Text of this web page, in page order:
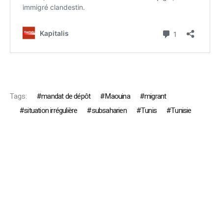
Tags: mandat de dépôt Maouina
migrant
situation irrégulière
subsaharien Tunis Tunisie